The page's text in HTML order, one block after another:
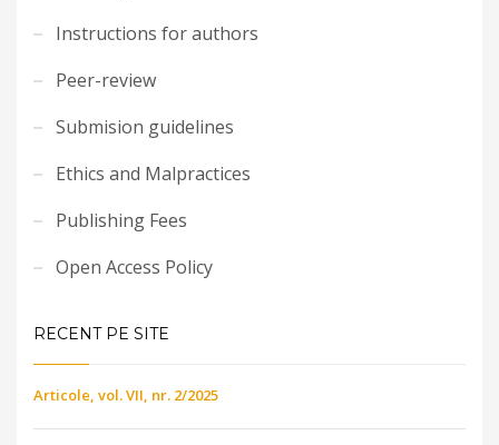
Instructions for authors
Peer-review
Submision guidelines
Ethics and Malpractices
Publishing Fees
Open Access Policy
RECENT PE SITE
Articole, vol. VII, nr. 2/2025